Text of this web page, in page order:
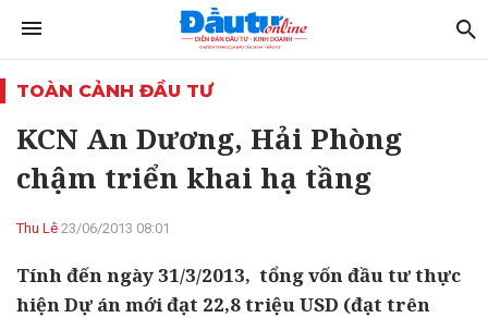
TOÀN CẢNH ĐẦU TƯ
KCN An Dương, Hải Phòng
chậm triển khai hạ tầng
Thu Lê 23/06/2013 08:01
Tính đến ngày 31/3/2013, tổng vốn đầu tư thực
hiện Dự án mới đạt 22,8 triệu USD (đạt trên